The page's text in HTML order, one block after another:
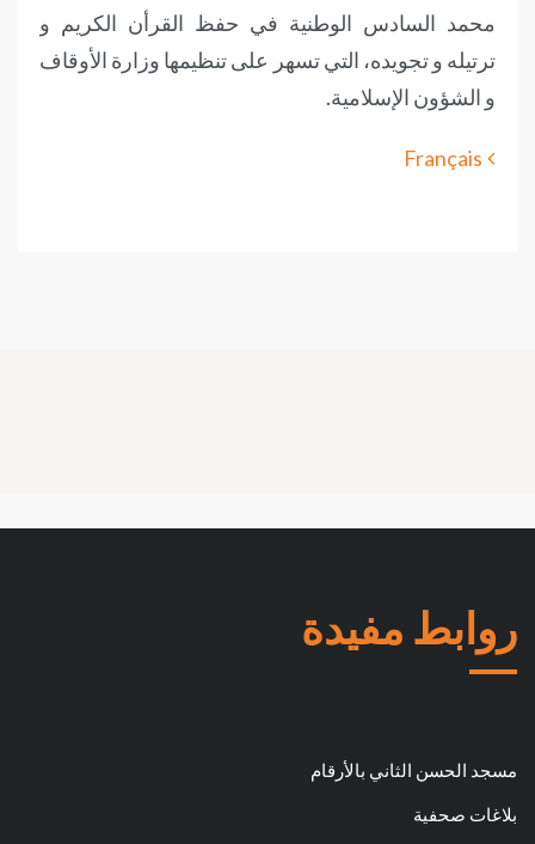
محمد السادس الوطنية في حفظ القرأن الكريم و
ترتيله و تجويده، التي تسهر على تنظيمها وزارة الأوقاف
و الشؤون الإسلامية.
Français
روابط مفيدة
مسجد الحسن الثاني بالأرقام
بلاغات صحفية